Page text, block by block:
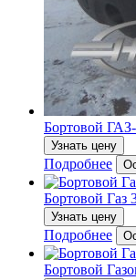
Бортовой
Узнать цену
Подробнее
Бортовой Газ
Узнать цену
Подробнее
Бортовой